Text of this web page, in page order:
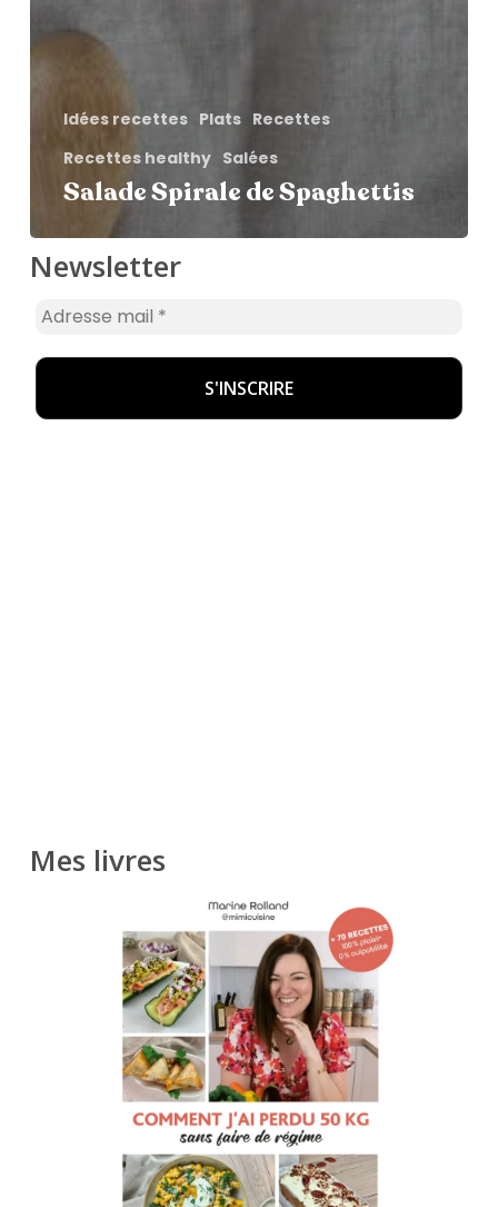
Idées recettes Plats Recettes
Recettes healthy Salées
Salade Spirale de Spaghettis
Newsletter
Mes livres